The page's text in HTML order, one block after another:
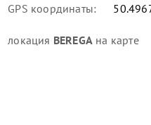
GPS координаты:
локация BEREGA на карте